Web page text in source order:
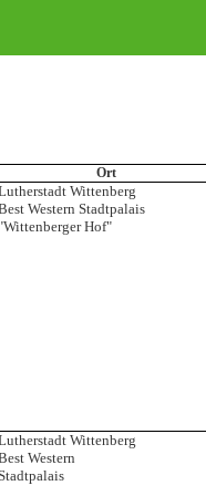
Ort
Wittenberg
Western Stadtpalais
Hof"
Wittenberg
Western